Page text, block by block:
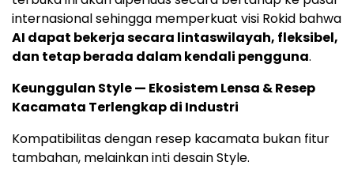
internasional sehingga memperkuat visi Rokid bahwa
AI dapat bekerja secara lintaswilayah, fleksibel,
dan tetap berada dalam kendali pengguna.
Keunggulan Style — Ekosistem Lensa & Resep
Kacamata Terlengkap di Industri
Kompatibilitas dengan resep kacamata bukan fitur
tambahan, melainkan inti desain Style.